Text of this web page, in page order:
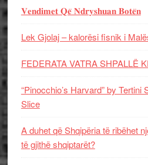
𝐕𝐞𝐧𝐝𝐢𝐦𝐞𝐭 𝐐𝐞̈ 𝐍𝐝𝐫𝐲𝐬𝐡𝐮𝐚𝐧 𝐁𝐨𝐭𝐞̈𝐧
Lek Gjolaj – kalorësi fisnik i
FEDERATA VATRA SHPALLË
“Pinocchio’s Harvard” by Tertini
Slice
A duhet që Shqipëria të ribëhet
të gjithë shqiptarët?